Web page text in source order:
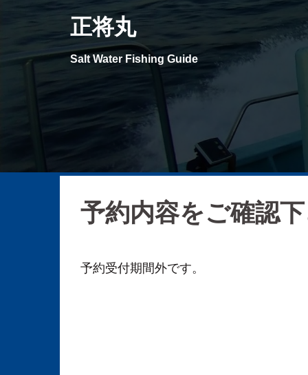
ッ
正将丸
Salt Water Fishing Guide
予約内容をご確認
予約受付期間外です。